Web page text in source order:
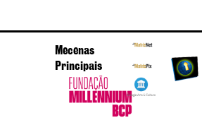
Mecenas
Principais